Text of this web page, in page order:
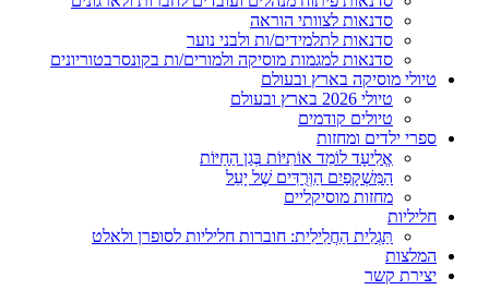
סדנאות לצוותי הוראה
סדנאות לתלמידים/ות ולבני נוער
סדנאות למגמות מוסיקה ולמורים/ות בקונסרבטוריונים
טיולי מוסיקה בארץ ובעולם
טיולי 2026 בארץ ובעולם
טיולים קודמים
ספרי ילדים ומחזות
אֱלִיעָד לוֹמֵד אוֹתִיּוֹת בְּגַן הַחַיּוֹת
הַמִּשְׁקָפַיִם הַוְּרֻדִּים שֶׁל יָעֵל
מחזות מוסיקליים
חליליות
תַּגְלִית הַחֲלִילִית: חוברות חליליות לסופרן ולאלט
המלצות
יצירת קשר